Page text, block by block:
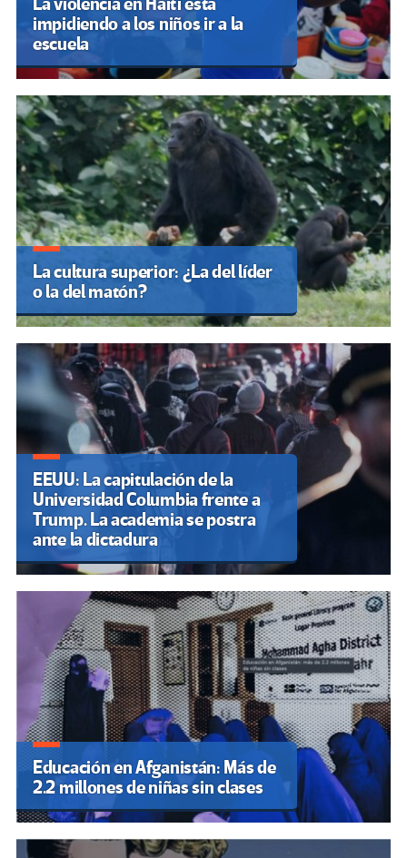
impidiendo a los niños ir a la
escuela
La cultura superior: ¿La del líder
o la del matón?
EEUU: La capitulación de la
Universidad Columbia frente a
Trump. La academia se postra
ante la dictadura
Educación en Afganistán: Más de
2.2 millones de niñas sin clases